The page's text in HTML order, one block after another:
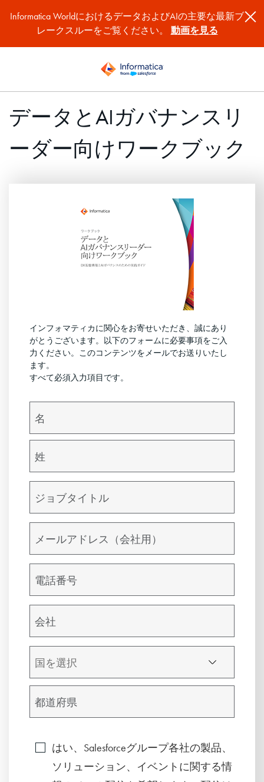
Informatica WorldにおけるデータおよびAIの主要な最新ブ
レークスルーをご覧ください。 動画を見る
データとAIガバナンスリ
ーダー向けワークブック
インフォマティカに関心をお寄せいただき、誠にあり
がとうございます。以下のフォームに必要事項をご入
力ください。このコンテンツをメールでお送りいたし
ます。
すべて必須入力項目です。
はい、Salesforceグループ各社の製品、
ソリューション、イベントに関する情